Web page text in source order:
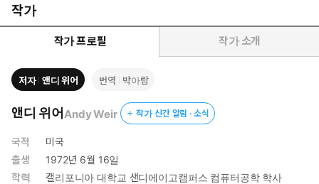
로 남은 사람이 주인공이라면? 이러한 가정을 모두 담아낸 작품
이 바로 『마션』이다.
SF계 천재 작가 앤디 위어의 데뷔 소설인 이 책은 현재 나사가 추
진하고 있는 우주 프로젝트에 조난당한 남성의 생존기를 덧입혀
탄탄한 과학적 사실을 하나하나 입증하며 쓰인 명작이다. 또, 이
문제적 작품은 2009년 앤디 위어가 취미 삼아 자신의 블로그에
올리기 시작한 소설이 원전이며, 이후 독자들의 요청이 쇄도해
2011년 전자책으로 먼저 소개되었다. 그러다 입소문을 타고 미국
굴지의 출판사 크라운 담당자의 눈에 띄어 마침내 2014년 정식 판
본으로 출간된다.
작가
작가 프로필 작가 소개
저자 앤디 위어 번역 박아람
앤디 위어 Andy Weir 작가 신간 알림 · 소식
국적
미국
출생
1972년 6월 16일
학력
캘리포니아 대학교 샌디에이고캠퍼스 컴퓨터공학 학사